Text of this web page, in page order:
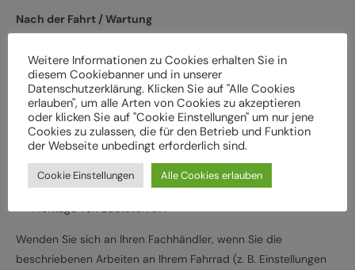
Nach der Fahrt / Wartung
der weiteren Verwendung durch einen Fachbetrieb
überprüft werden
Lassen Sie das Fahrrad entsprechend den
Herstellervorgaben regelmäßig von einem Fachbetrieb
überprüfen und warten, um Gefährdungen, z. B.
verschleißbedingt, zu vermeiden
Halten Sie die angegebenen Drehmomente (Nm) für die
Montage von Bauteilen ein
Wenden Sie sich an Ihren Fachhändler, wenn Sie die
beschriebenen Arbeiten an Ihrem Fahrrad (z. B. Einstellungen
Weitere Informationen zu Cookies erhalten Sie in
diesem Cookiebanner und in unserer
Datenschutzerklärung. Klicken Sie auf "Alle Cookies
erlauben", um alle Arten von Cookies zu akzeptieren
oder klicken Sie auf "Cookie Einstellungen" um nur jene
Cookies zu zulassen, die für den Betrieb und Funktion
der Webseite unbedingt erforderlich sind.
Cookie Einstellungen Alle Cookies erlauben